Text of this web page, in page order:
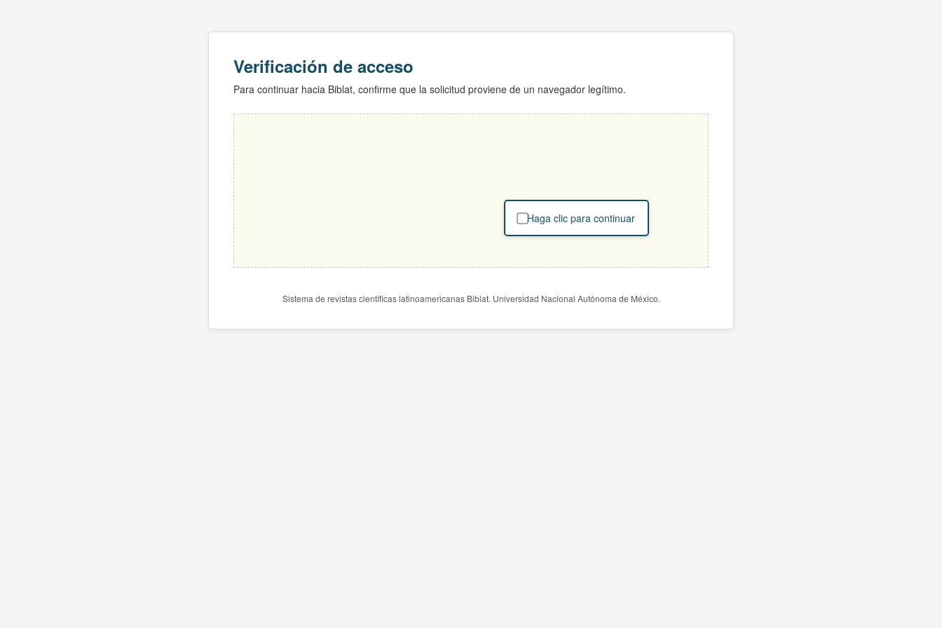
Verificación de acceso
Para continuar hacia Biblat, confirme que la solicitud proviene de un navegador legítimo.
Haga clic para continuar
Sistema de revistas científicas latinoamericanas Biblat. Universidad Nacional Autónoma de México.